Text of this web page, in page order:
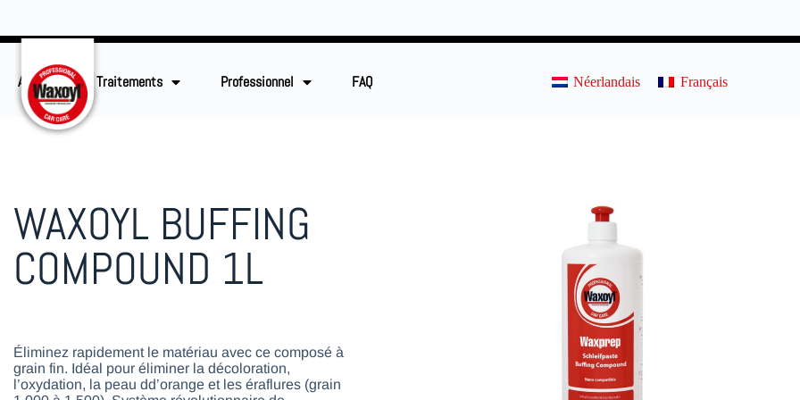
Accueil Traitements Professionnel FAQ Néerlandais Français
WAXOYL BUFFING
COMPOUND 1L
Éliminez rapidement le matériau avec ce composé à
grain fin. Idéal pour éliminer la décoloration,
l’oxydation, la peau dd’orange et les éraflures (grain